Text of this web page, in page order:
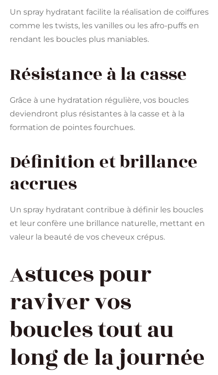
Un spray hydratant facilite la réalisation de coiffures
comme les twists, les vanilles ou les afro-puffs en
rendant les boucles plus maniables.
Résistance à la casse
Grâce à une hydratation régulière, vos boucles
deviendront plus résistantes à la casse et à la
formation de pointes fourchues.
Définition et brillance
accrues
Un spray hydratant contribue à définir les boucles
et leur confère une brillance naturelle, mettant en
valeur la beauté de vos cheveux crépus.
Astuces pour
raviver vos
boucles tout au
long de la journée